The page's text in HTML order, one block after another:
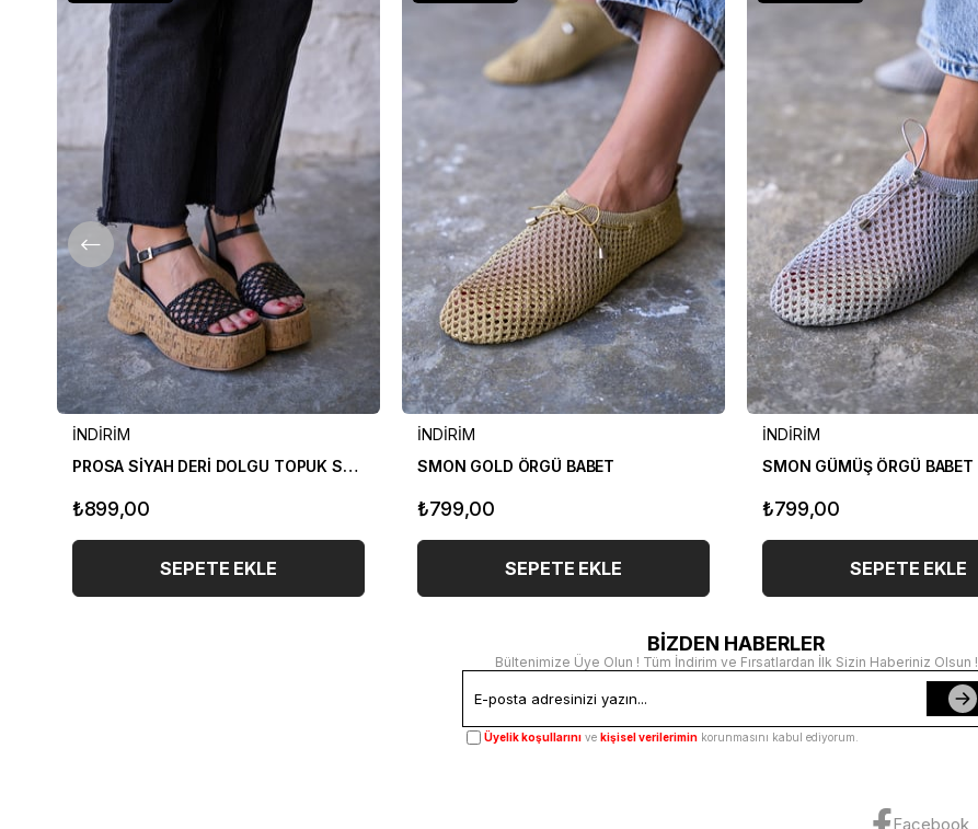
İNDİRİM
PROSA SİYAH DERİ DOLGU TOPUK SANDALET
₺899,00
SEPETE EKLE
İNDİRİM
SMON GOLD ÖRGÜ BABET
₺799,00
SEPETE EKLE
İNDİRİM
SMON GÜMÜŞ ÖRGÜ BABET
₺799,00
SEPETE EKLE
BİZDEN HABERLER
Bültenimize Üye Olun ! Tüm İndirim ve Fırsatlardan İlk Sizin Haberiniz Olsun !
Üyelik koşullarını ve kişisel verilerimin korunmasını kabul ediyorum.
Facebook